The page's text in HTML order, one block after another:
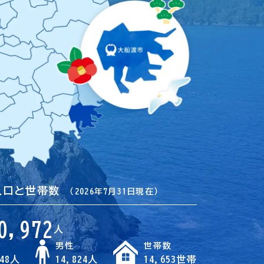
口と世帯数 （2026年7月31日現在）
人
人
男性
14,824人
世帯数
14,653世帯